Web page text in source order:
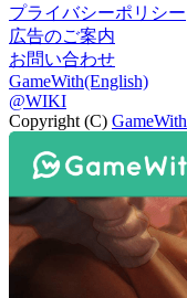
プライバシーポリシー
広告のご案内
お問い合わせ
GameWith(English)
@WIKI
Copyright (C) GameWith